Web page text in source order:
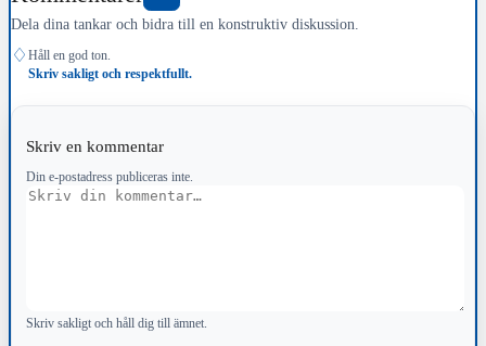
Dela dina tankar och bidra till en konstruktiv diskussion.
♢ Håll en god ton.
Skriv sakligt och respektfullt.
Skriv en kommentar
Din e-postadress publiceras inte.
Kommentar
Skriv sakligt och håll dig till ämnet.